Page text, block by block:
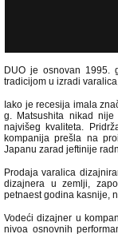
DUO je osnovan 1995.
tradicijom u izradi
Iako je recesija imala
g. Matsushita nikad
najvišeg kvaliteta.
kompanija prešla na
Japanu zarad jeftinije
Prodaja varalica
dizajnera u zemlji,
petnaest godina kasnije,
Vodeći dizajner u
nivoa osnovnih